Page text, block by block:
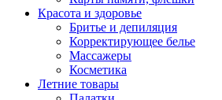
Красота и здоровье
Бритье и депиляция
Корректирующее белье
Массажеры
Косметика
Летние товары